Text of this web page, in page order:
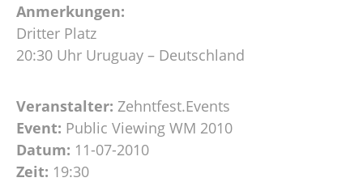
Anmerkungen:
Dritter Platz
20:30 Uhr Uruguay – Deutschland
Veranstalter: Zehntfest.Events
Event: Public Viewing WM 2010
Datum: 11-07-2010
Zeit: 19:30